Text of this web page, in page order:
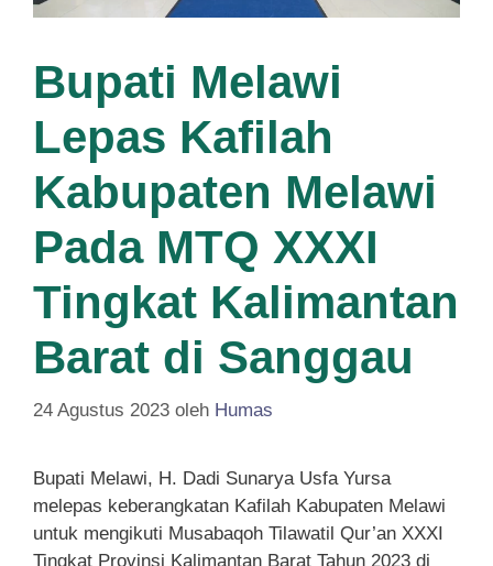
Bupati Melawi
Lepas Kafilah
Kabupaten Melawi
Pada MTQ XXXI
Tingkat Kalimantan
Barat di Sanggau
24 Agustus 2023 oleh Humas
Bupati Melawi, H. Dadi Sunarya Usfa Yursa
melepas keberangkatan Kafilah Kabupaten Melawi
untuk mengikuti Musabaqoh Tilawatil Qur’an XXXI
Tingkat Provinsi Kalimantan Barat Tahun 2023 di